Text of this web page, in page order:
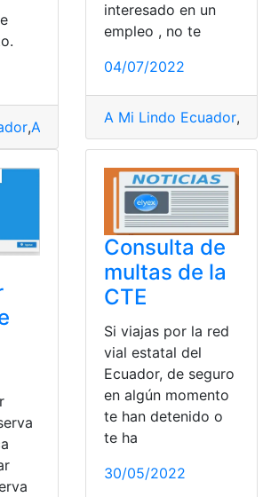
,Adopción Quito ,adoptar perros
interesado en un
empleo , no te
04/07/2022
A Mi Lindo Ecuador,
Consulta de
multas de la
CTE
Si viajas por la red
vial estatal del
Ecuador, de seguro
en algún momento
te han detenido o
te ha
30/05/2022